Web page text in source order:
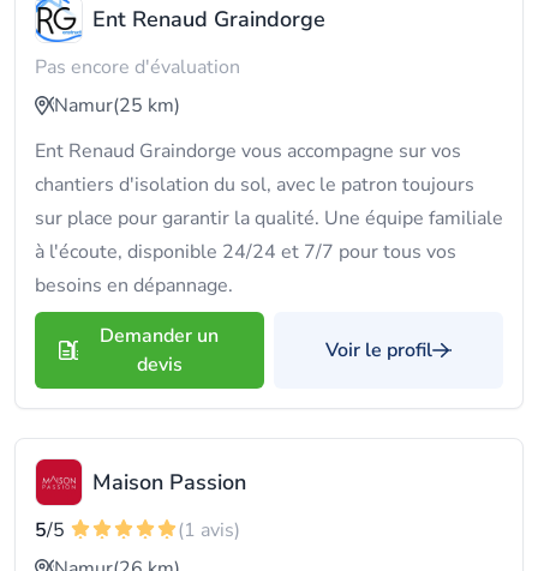
Ent Renaud Graindorge
Pas encore d'évaluation
Namur(25 km)
Ent Renaud Graindorge vous accompagne sur vos
chantiers d'isolation du sol, avec le patron toujours
sur place pour garantir la qualité. Une équipe familiale
à l'écoute, disponible 24/24 et 7/7 pour tous vos
besoins en dépannage.
Demander un
devis
Voir le profil
Maison Passion
5/5
(1 avis)